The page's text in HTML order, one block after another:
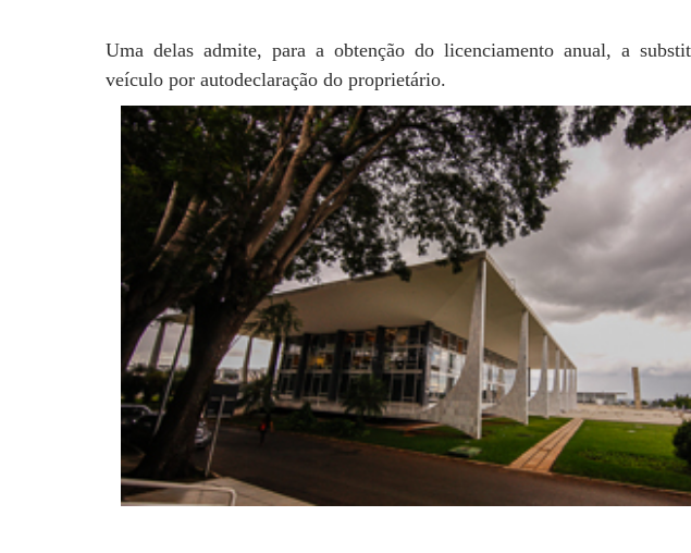
Uma delas admite, para a obtenção do licenciamento anual, a
veículo por autodeclaração do proprietário.